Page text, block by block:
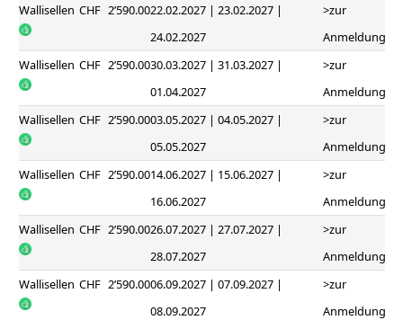
Wallisellen CHF 2’590.0022.02.2027 | 23.02.2027 |
24.02.2027
>zur
Anmeldung
Wallisellen CHF 2’590.0030.03.2027 | 31.03.2027 |
01.04.2027
>zur
Anmeldung
Wallisellen CHF 2’590.0003.05.2027 | 04.05.2027 |
05.05.2027
>zur
Anmeldung
Wallisellen CHF 2’590.0014.06.2027 | 15.06.2027 |
16.06.2027
>zur
Anmeldung
Wallisellen CHF 2’590.0026.07.2027 | 27.07.2027 |
28.07.2027
>zur
Anmeldung
Wallisellen CHF 2’590.0006.09.2027 | 07.09.2027 |
08.09.2027
>zur
Anmeldung